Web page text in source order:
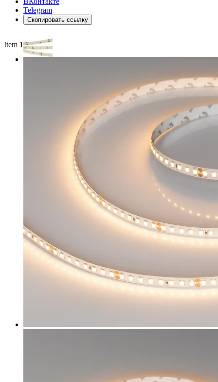
Telegram
Скопировать ссылку
Item 1 of 4